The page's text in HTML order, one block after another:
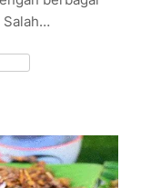
Salah…